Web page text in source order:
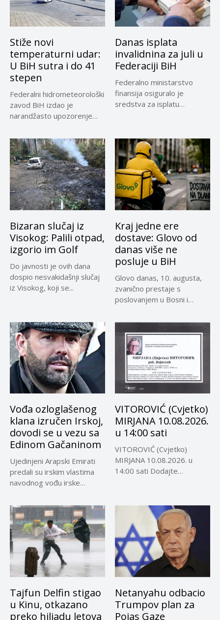
Stiže novi
temperaturni udar:
U BiH sutra i do 41
stepen
Federalni hidrometeorološki
zavod BiH izdao je
narandžasto upozorenje
temperature...
Danas isplata
invalidnina za juli u
Federaciji BiH
Federalno ministarstvo
finansija osiguralo je
sredstva za isplatu
Bizaran slučaj iz
Visokog: Palili otpad,
izgorio im Golf
Do javnosti je ovih dana
dospio nesvakidašnji slučaj
iz Visokog, koji se...
Kraj jedne ere
dostave: Glovo od
danas više ne
posluje u BiH
Glovo danas, 10. augusta,
zvanično prestaje s
poslovanjem u Bosni i
Vođa ozloglašenog
klana izručen Irskoj,
dovodi se u vezu sa
Edinom Gačaninom
Ujedinjeni Arapski Emirati
predali su irskim vlastima
navodnog vođu irske
VITOROVIĆ (Cvjetko)
MIRJANA 10.08.2026.
u 14:00 sati
VITOROVIĆ (Cvjetko)
MIRJANA 10.08.2026. u
14:00 sati Dodajte
Tajfun Delfin stigao
u Kinu, otkazano
preko hiljadu letova
Netanyahu odbacio
Trumpov plan za
Pojas Gaze